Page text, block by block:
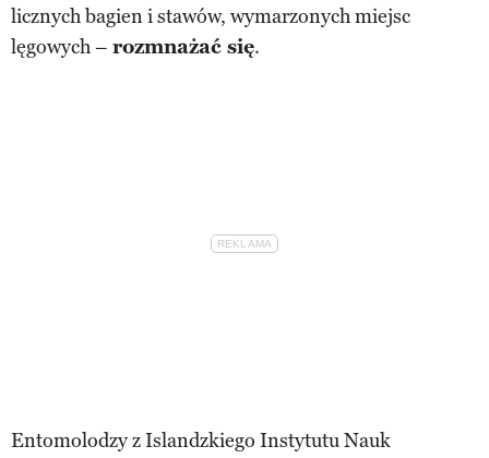
licznych bagien i stawów, wymarzonych miejsc
lęgowych – rozmnażać się.
Entomolodzy z Islandzkiego Instytutu Nauk